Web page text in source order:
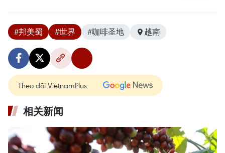
#邦美蜀 #世界 #咖啡圣地 越南
Theo dõi VietnamPlus
相关新闻